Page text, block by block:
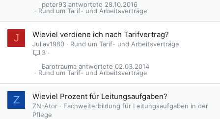
Rund um Tarif- und Arbeitsverträge
28.10.2016
peter93
J Wieviel verdiene ich nach Tarifvertrag?
Juliav1980
Rund um Tarif- und Arbeitsverträge
3
Rund um Tarif- und Arbeitsverträge
02.03.2014
Barotrauma
Z Wieviel Prozent für Leitungsaufgaben?
ZN-Ator
Fachweiterbildung für Leitungsaufgaben in der
Pflege